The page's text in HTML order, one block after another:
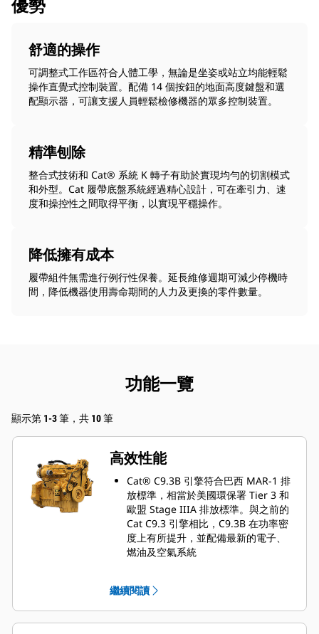
優勢
舒適的操作
可調整式工作區符合人體工學，無論是坐姿或站立均能輕鬆
操作直覺式控制裝置。配備 14 個按鈕的地面高度鍵盤和選
配顯示器，可讓支援人員輕鬆檢修機器的眾多控制裝置。
精準刨除
整合式技術和 Cat® 系統 K 轉子有助於實現均勻的切割模式
和外型。Cat 履帶底盤系統經過精心設計，可在牽引力、速
度和操控性之間取得平衡，以實現平穩操作。
降低擁有成本
履帶組件無需進行例行性保養。延長維修週期可減少停機時
間，降低機器使用壽命期間的人力及更換的零件數量。
功能一覽
顯示第 1-3 筆，共 10 筆
高效性能
Cat® C9.3B 引擎符合巴西 MAR-1 排
放標準，相當於美國環保署 Tier 3 和
歐盟 Stage IIIA 排放標準。與之前的
Cat C9.3 引擎相比，C9.3B 在功率密
度上有所提升，並配備最新的電子、
燃油及空氣系統
變速冷卻風扇以盡可能最低的速度運
轉，實現安靜且高效的冷卻效果
自動負載控制器監控引擎的需求，調
繼續閱讀